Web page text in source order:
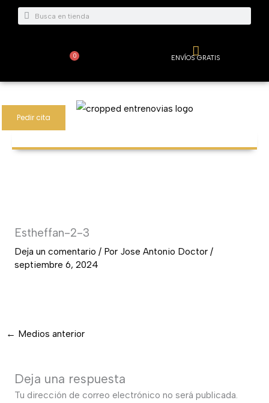
Buscar
Buscar
0
Carrito ENVÍOS GRATIS
Pedir cita
Estheffan-2-3
Deja un comentario / Por Jose Antonio Doctor /
septiembre 6, 2024
← Medios anterior
Deja una respuesta
Tu dirección de correo electrónico no será publicada.